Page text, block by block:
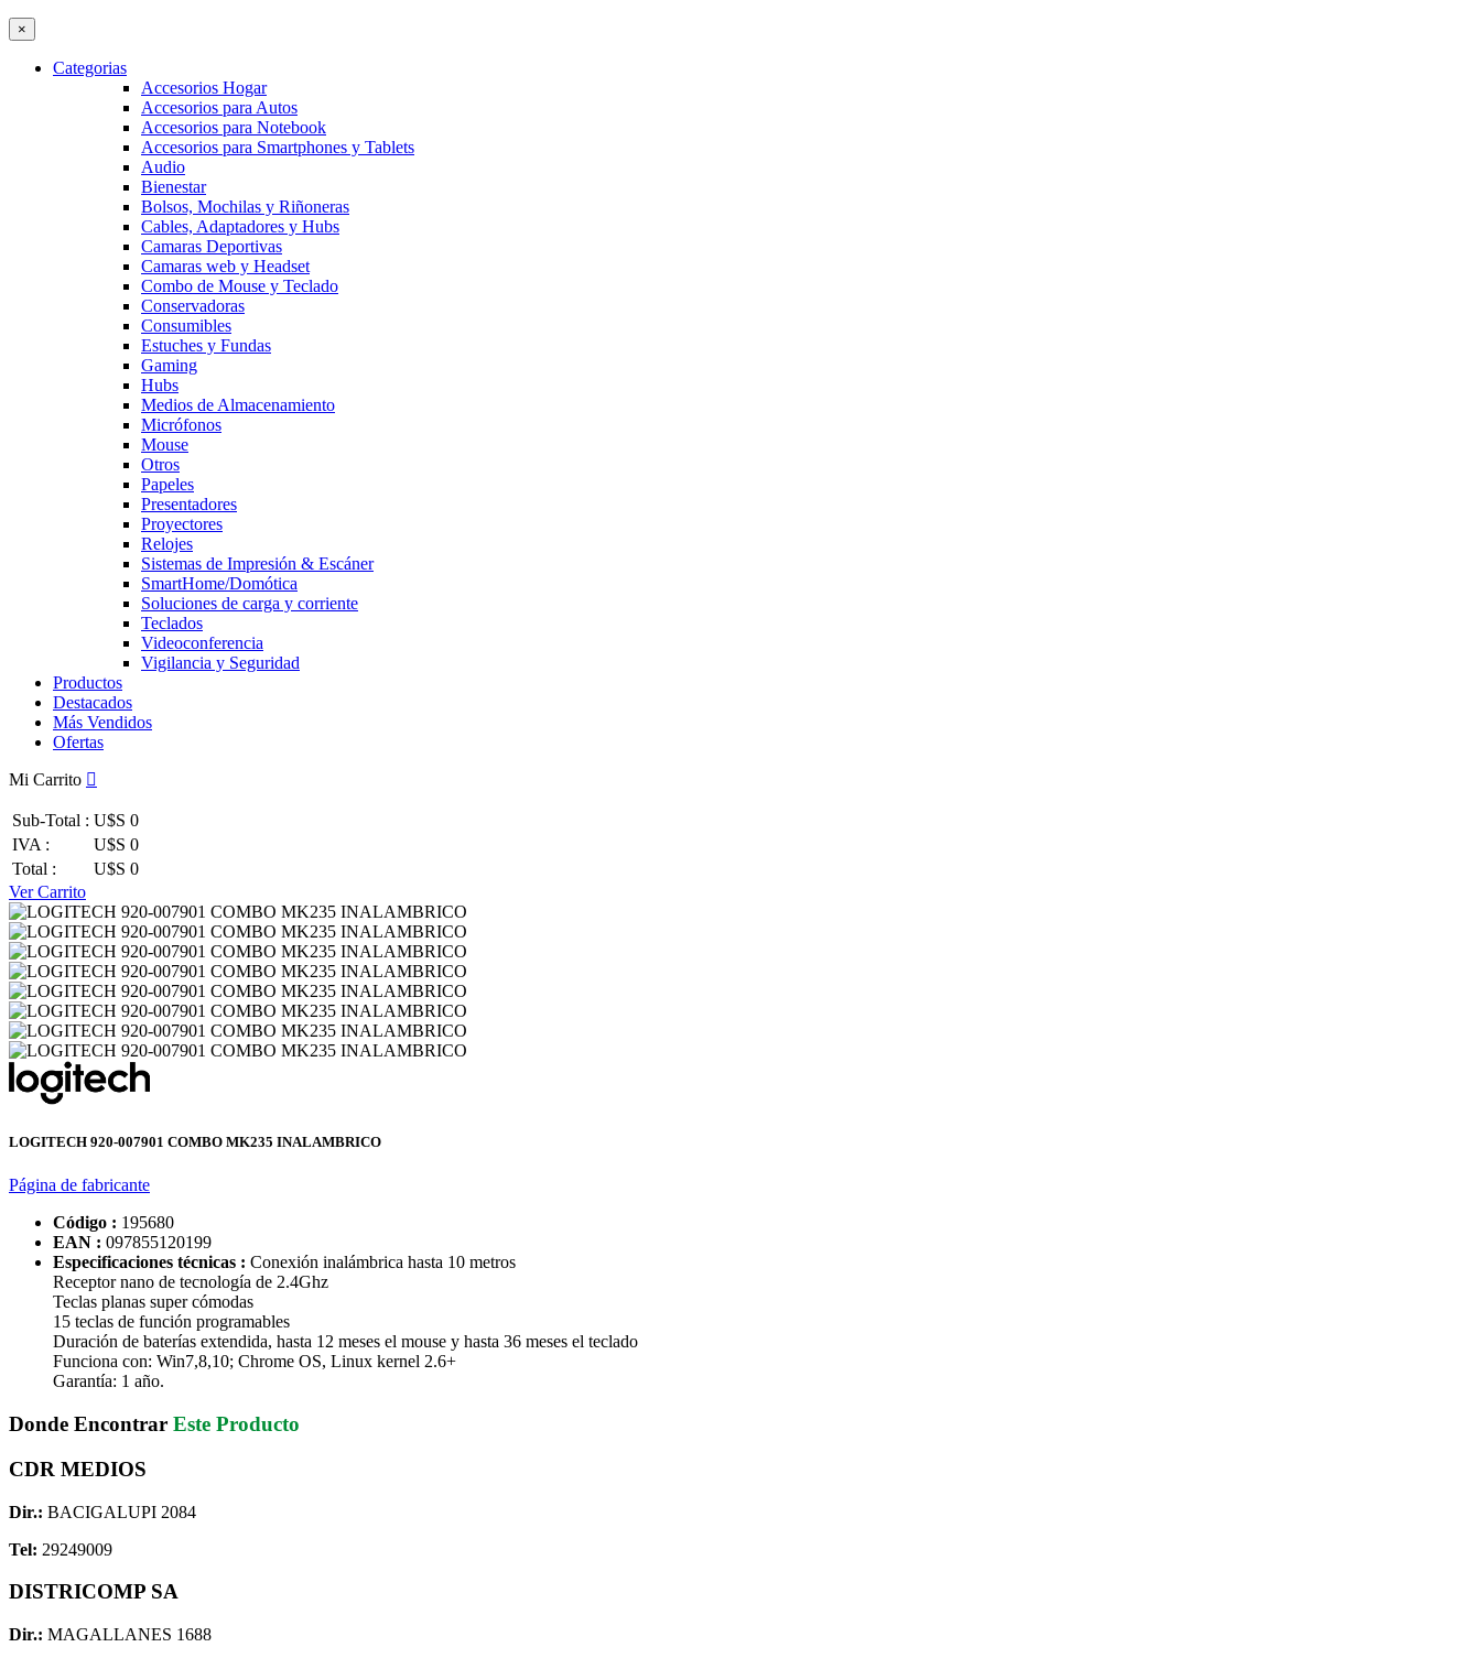
×
Categorias
Accesorios Hogar
Accesorios para Autos
Accesorios para Notebook
Accesorios para Smartphones y Tablets
Audio
Bienestar
Bolsos, Mochilas y Riñoneras
Cables, Adaptadores y Hubs
Camaras Deportivas
Camaras web y Headset
Combo de Mouse y Teclado
Conservadoras
Consumibles
Estuches y Fundas
Gaming
Hubs
Medios de Almacenamiento
Micrófonos
Mouse
Otros
Papeles
Presentadores
Proyectores
Relojes
Sistemas de Impresión & Escáner
SmartHome/Domótica
Soluciones de carga y corriente
Teclados
Videoconferencia
Vigilancia y Seguridad
Productos
Destacados
Más Vendidos
Ofertas
Mi Carrito
Sub-Total : U$S 0
IVA :
U$S 0
Total :
U$S 0
Ver Carrito
LOGITECH 920-007901 COMBO MK235 INALAMBRICO
Página de fabricante
Código : 195680
EAN : 097855120199
Especificaciones técnicas : Conexión inalámbrica hasta 10 metros
Receptor nano de tecnología de 2.4Ghz
Teclas planas super cómodas
15 teclas de función programables
Duración de baterías extendida, hasta 12 meses el mouse y hasta 36 meses el teclado
Funciona con: Win7,8,10; Chrome OS, Linux kernel 2.6+
Garantía: 1 año.
Donde Encontrar Este Producto
CDR MEDIOS
Dir.: BACIGALUPI 2084
Tel: 29249009
DISTRICOMP SA
Dir.: MAGALLANES 1688